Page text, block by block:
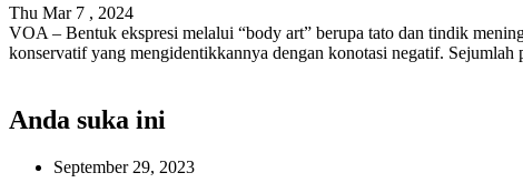
Thu Mar 7 , 2024
VOA – Bentuk ekspresi melalui “body art” berupa tato dan tindik
konservatif yang mengidentikkannya dengan konotasi negatif.
Anda suka ini
September 29, 2023